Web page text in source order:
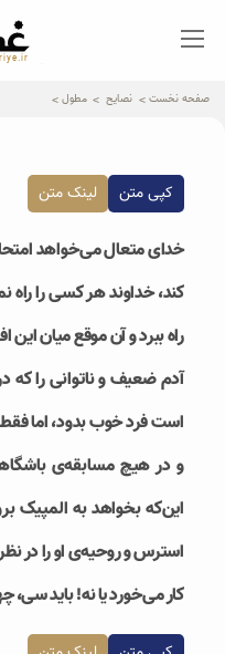
صفحه نخست نصایح مطول
کپی متن لینک متن
خدای متعال می‌خواهد
کند، خداوند هر کسی را راه
راه ببرد و آن موقع میان
آدم ضعیف و ناتوانی را که
است فرد خوب بدود، اما
و در هیچ مسابقه‌ی
این‌که بخواهد به المپیک
استرس و روحیه‌ی او را در
کار می‌خورد یا نه! باید سی،